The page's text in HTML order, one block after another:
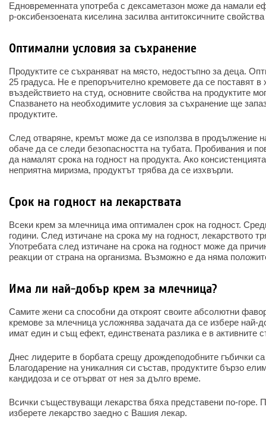
Едновременната употреба с дексаметазон може да намали
p-оксибензоената киселина засилва антитоксичните
Оптимални условия за съхранение
Продуктите се съхраняват на място, недостъпно за деца.
25 градуса. Не е препоръчително кремовете да се поставят
въздействието на студ, основните свойства на продуктите
Спазването на необходимите условия за съхранение ще
продуктите.
След отваряне, кремът може да се използва в продължение
обаче да се следи безопасността на тубата. Пробивания и
да намалят срока на годност на продукта. Ако
неприятна миризма, продуктът трябва да се изхвърли.
Срок на годност на лекарствата
Всеки крем за млечница има оптимален срок на годност.
години. След изтичане на срока му на годност, лекарството
Употребата след изтичане на срока на годност може да
реакции от страна на организма. Възможно е да няма
Има ли най-добър крем за млечница?
Самите жени са способни да откроят своите абсолютни
кремове за млечница усложнява задачата да се избере най-
имат един и същ ефект, единствената разлика е в активните
Днес лидерите в борбата срещу дрождеподобните гъбички
Благодарение на уникалния си състав, продуктите бързо
кандидоза и се отърват от нея за дълго време.
Всички съществуващи лекарства бяха представени по-горе.
изберете лекарство заедно с Вашия лекар.